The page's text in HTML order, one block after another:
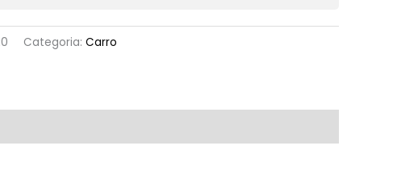
Categoria: Carro